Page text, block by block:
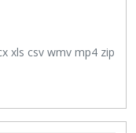
xls csv wmv mp4 zip